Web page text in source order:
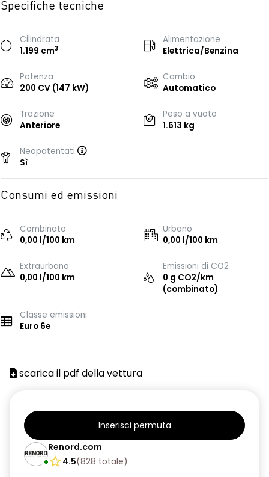
Specifiche tecniche
Cilindrata
1.199 cm3
Alimentazione
Elettrica/Benzina
Potenza
200 CV (147 kW)
Cambio
Automatico
Trazione
Anteriore
Peso a vuoto
1.613 kg
Neopatentati
Sì
Consumi ed emissioni
Combinato
0,00 l/100 km
Urbano
0,00 l/100 km
Extraurbano
0,00 l/100 km
Emissioni di CO2
0 g CO2/km
(combinato)
Classe emissioni
Euro 6e
scarica il pdf della vettura
Inserisci permuta
Renord.com
4.5(828 totale)